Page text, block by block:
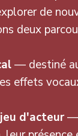
de
deux
— destiné
effets
d'acteur—